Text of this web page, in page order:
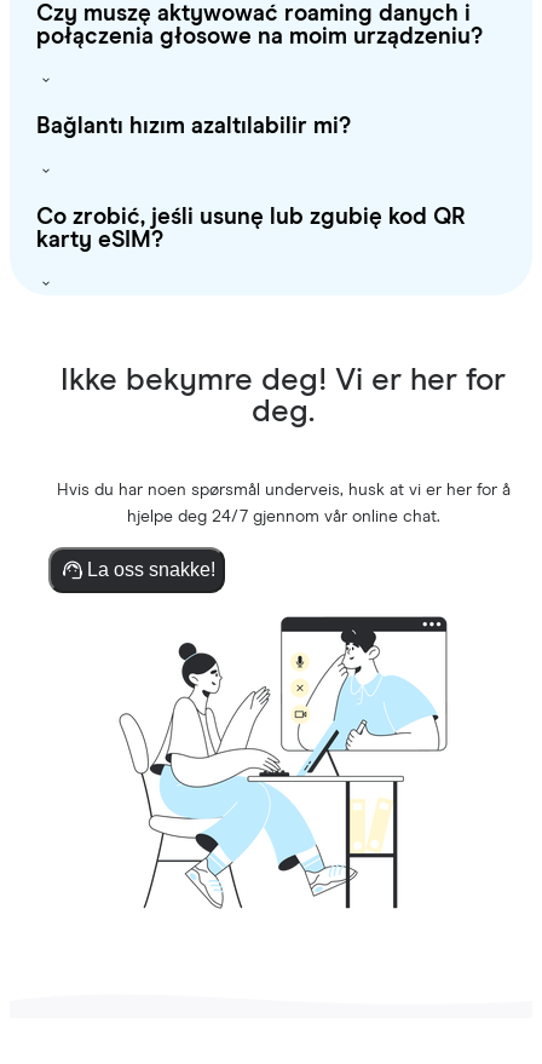
Czy muszę aktywować roaming danych i
połączenia głosowe na moim urządzeniu?
Bağlantı hızım azaltılabilir mi?
Co zrobić, jeśli usunę lub zgubię kod QR
karty eSIM?
Ikke bekymre deg! Vi er her for
deg.
Hvis du har noen spørsmål underveis, husk at vi er her for å
hjelpe deg 24/7 gjennom vår online chat.
La oss snakke!